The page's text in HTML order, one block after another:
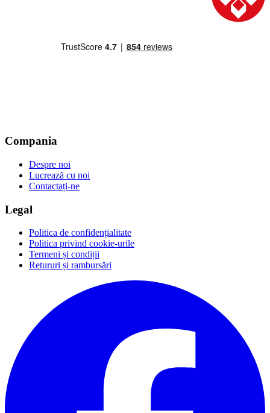
Compania
Despre noi
Lucrează cu noi
Contactați-ne
Legal
Politica de confidențialitate
Politica privind cookie-urile
Termeni și condiții
Retururi și rambursări